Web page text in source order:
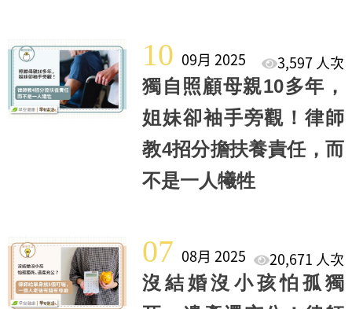
10 09月 2025
3,597 人次
獨自照顧母親10多年，
姐妹卻袖手旁觀！律師
教4招分擔扶養責任，而
不是一人犧牲
07 08月 2025
20,671 人次
沒結婚沒小孩怕孤獨